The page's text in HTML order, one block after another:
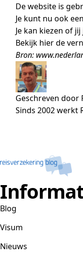
De website is
Je kunt nu ook
Je kan kiezen of
Bekijk hier de
Bron:
Geschreven door
Sinds 2002 werkt
Blog
Visum
Nieuws